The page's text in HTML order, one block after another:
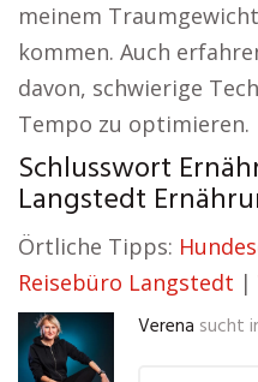
meinem
kommen. Auch
davon, schwierige
Tempo zu optimieren.
Schlusswort
Langstedt
Örtliche Tipps:
Reisebüro Langstedt |
Verena sucht